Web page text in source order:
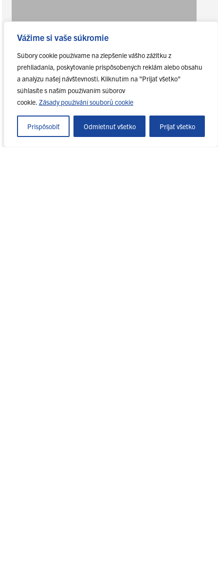
Vážime si vaše súkromie
Súbory cookie používame na zlepšenie vášho zážitku z
prehliadania, poskytovanie prispôsobených reklám alebo obsahu
a analýzu našej návštevnosti. Kliknutím na "Prijať všetko"
súhlasíte s naším používaním súborov
cookie. Zásady používání souborů cookie
Prispôsobiť Odmietnuť všetko Prijať všetko